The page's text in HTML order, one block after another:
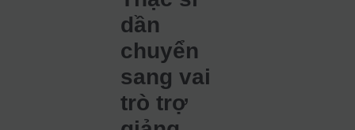
dần
chuyển
sang vai
trò trợ